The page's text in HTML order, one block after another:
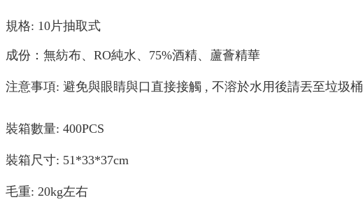
規格: 10片抽取式
成份：無紡布、RO純水、75%酒精、蘆薈精華
注意事項: 避免與眼睛與口直接接觸 , 不溶於水用後請丟至垃圾桶
裝箱數量: 400PCS
裝箱尺寸: 51*33*37cm
毛重: 20kg左右